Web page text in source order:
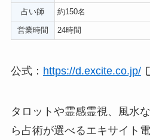
占い師 約150名
営業時間 24時間
公式： https://d.excite.co.jp/
タロットや霊感霊視、風水
ら占術が選べるエキサイト電